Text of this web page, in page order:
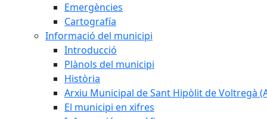
Emergències
Cartografía
Informació del municipi
Introducció
Plànols del municipi
Història
Arxiu Municipal de Sant Hipòlit de Voltregà
El municipi en xifres